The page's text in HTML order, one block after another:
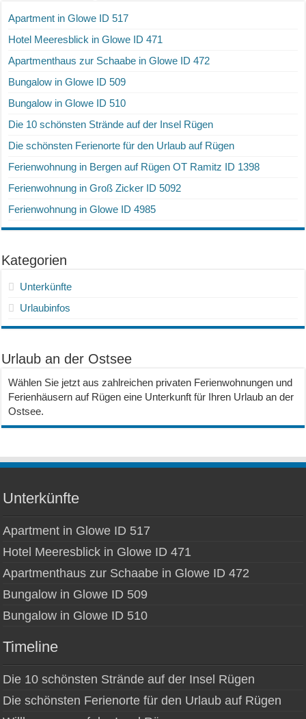
Apartment in Glowe ID 517
Hotel Meeresblick in Glowe ID 471
Apartmenthaus zur Schaabe in Glowe ID 472
Bungalow in Glowe ID 509
Bungalow in Glowe ID 510
Die 10 schönsten Strände auf der Insel Rügen
Die schönsten Ferienorte für den Urlaub auf Rügen
Ferienwohnung in Bergen auf Rügen OT Ramitz ID 1398
Ferienwohnung in Groß Zicker ID 5092
Ferienwohnung in Glowe ID 4985
Kategorien
Unterkünfte
Urlaubinfos
Urlaub an der Ostsee
Wählen Sie jetzt aus zahlreichen privaten Ferienwohnungen und
Ferienhäusern auf Rügen eine Unterkunft für Ihren Urlaub an der
Ostsee.
Unterkünfte
Apartment in Glowe ID 517
Hotel Meeresblick in Glowe ID 471
Apartmenthaus zur Schaabe in Glowe ID 472
Bungalow in Glowe ID 509
Bungalow in Glowe ID 510
Timeline
Die 10 schönsten Strände auf der Insel Rügen
Die schönsten Ferienorte für den Urlaub auf Rügen